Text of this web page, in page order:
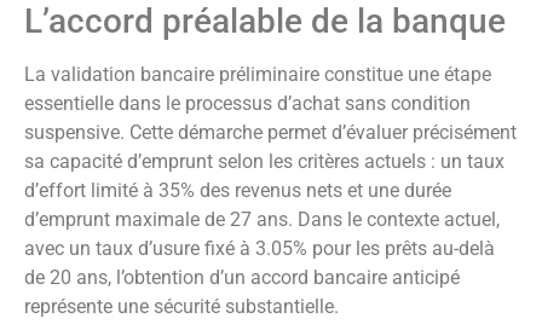
L’accord préalable de la banque
La validation bancaire préliminaire constitue une étape
essentielle dans le processus d’achat sans condition
suspensive. Cette démarche permet d’évaluer précisément
sa capacité d’emprunt selon les critères actuels : un taux
d’effort limité à 35% des revenus nets et une durée
d’emprunt maximale de 27 ans. Dans le contexte actuel,
avec un taux d’usure fixé à 3.05% pour les prêts au-delà
de 20 ans, l’obtention d’un accord bancaire anticipé
représente une sécurité substantielle.